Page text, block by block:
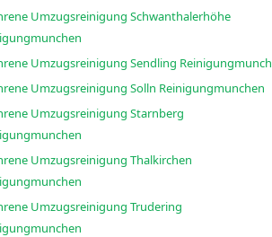
Umzugsreinigung Schwanthalerhöhe
Erfahrene Umzugsreinigung Sendling
Erfahrene Umzugsreinigung Solln Reinigungmunchen
Umzugsreinigung Starnberg
Umzugsreinigung Thalkirchen
Umzugsreinigung Trudering